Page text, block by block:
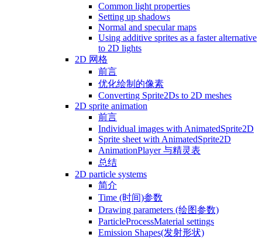
Common light properties
Setting up shadows
Normal and specular maps
Using additive sprites as a faster alternative
to 2D lights
2D 网格
前言
优化绘制的像素
Converting Sprite2Ds to 2D meshes
2D sprite animation
前言
Individual images with AnimatedSprite2D
Sprite sheet with AnimatedSprite2D
AnimationPlayer 与精灵表
总结
2D particle systems
简介
Time (时间)参数
Drawing parameters (绘图参数)
ParticleProcessMaterial settings
Emission Shapes(发射形状)